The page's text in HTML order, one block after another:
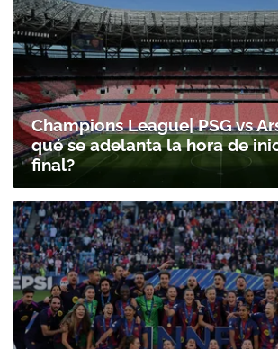
Champions League| PSG vs
qué se adelanta la hora de
final?